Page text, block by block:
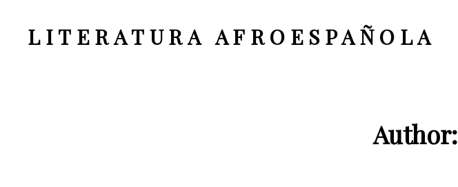
LITERATURA AFROESPAÑOLA
Author: